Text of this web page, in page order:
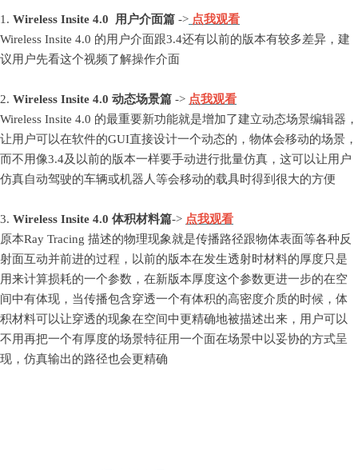
1. Wireless Insite 4.0 用户介面篇 -> 点我观看
Wireless Insite 4.0 的用户介面跟3.4还有以前的版本有较多差异，建
议用户先看这个视频了解操作介面
2. Wireless Insite 4.0 动态场景篇 -> 点我观看
Wireless Insite 4.0 的最重要新功能就是增加了建立动态场景编辑器，
让用户可以在软件的GUI直接设计一个动态的，物体会移动的场景，
而不用像3.4及以前的版本一样要手动进行批量仿真，这可以让用户
仿真自动驾驶的车辆或机器人等会移动的载具时得到很大的方便
3. Wireless Insite 4.0 体积材料篇-> 点我观看
原本Ray Tracing 描述的物理现象就是传播路径跟物体表面等各种反
射面互动并前进的过程，以前的版本在发生透射时材料的厚度只是
用来计算损耗的一个参数，在新版本厚度这个参数更进一步的在空
间中有体现，当传播包含穿透一个有体积的高密度介质的时候，体
积材料可以让穿透的现象在空间中更精确地被描述出来，用户可以
不用再把一个有厚度的场景特征用一个面在场景中以妥协的方式呈
现，仿真输出的路径也会更精确